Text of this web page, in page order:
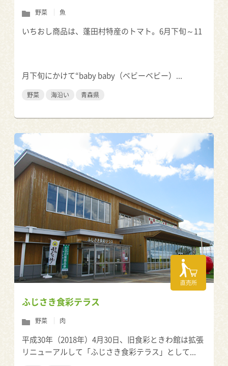
野菜 魚
いちおし商品は、蓬田村特産のトマト。6月下旬～11
月下旬にかけて“baby baby（ベビーベビー）...
野菜 海沿い 青森県
直売所
ふじさき食彩テラス
野菜 肉
平成30年（2018年）4月30日、旧食彩ときわ館は拡張
リニューアルして「ふじさき食彩テラス」として...